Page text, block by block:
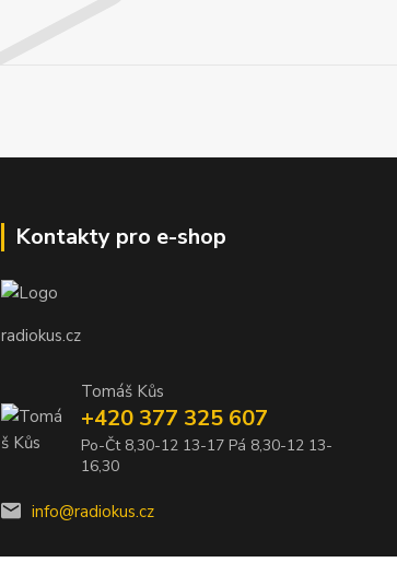
Kontakty pro e-shop
radiokus.cz
Tomáš Kůs
+420 377 325 607
Po-Čt 8,30-12 13-17 Pá 8,30-12 13-
16,30
info@radiokus.cz